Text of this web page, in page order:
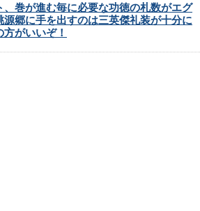
、巻が進む毎に必要な功徳の札数がエグ
源郷に手を出すのは三英傑礼装が十分に
がいいぞ！